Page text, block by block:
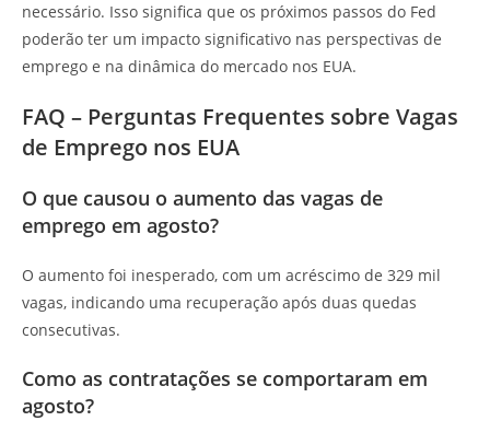
necessário. Isso significa que os próximos passos do Fed
poderão ter um impacto significativo nas perspectivas de
emprego e na dinâmica do mercado nos EUA.
FAQ – Perguntas Frequentes sobre Vagas
de Emprego nos EUA
O que causou o aumento das vagas de
emprego em agosto?
O aumento foi inesperado, com um acréscimo de 329 mil
vagas, indicando uma recuperação após duas quedas
consecutivas.
Como as contratações se comportaram em
agosto?